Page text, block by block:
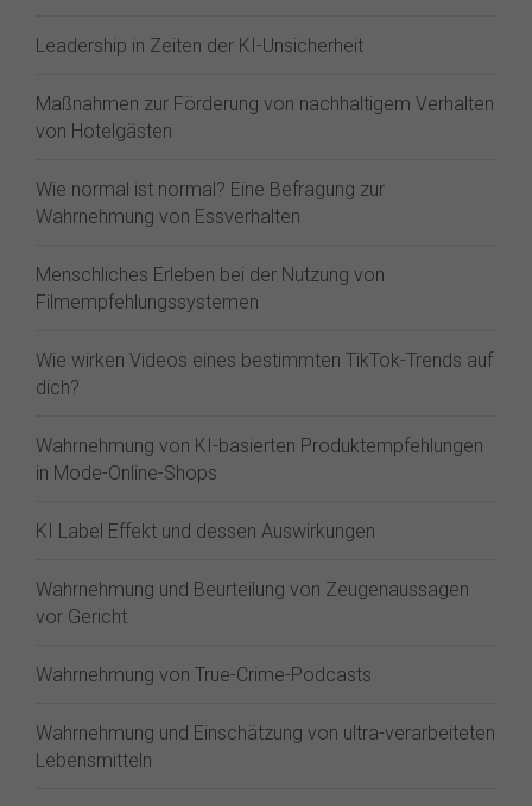
Leadership in Zeiten der KI-Unsicherheit
Maßnahmen zur Förderung von nachhaltigem Verhalten
von Hotelgästen
Wie normal ist normal? Eine Befragung zur
Wahrnehmung von Essverhalten
Menschliches Erleben bei der Nutzung von
Filmempfehlungssystemen
Wie wirken Videos eines bestimmten TikTok-Trends auf
dich?
Wahrnehmung von KI-basierten Produktempfehlungen
in Mode-Online-Shops
KI Label Effekt und dessen Auswirkungen
Wahrnehmung und Beurteilung von Zeugenaussagen
vor Gericht
Wahrnehmung von True-Crime-Podcasts
Wahrnehmung und Einschätzung von ultra-verarbeiteten
Lebensmitteln